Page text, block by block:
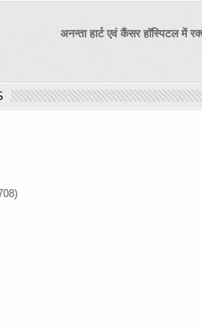
अनन्ता हार्ट एवं कैंसर हॉस्पिटल में